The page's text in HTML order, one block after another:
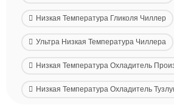
Низкая Температура Гликоля Чиллер
Ультра Низкая Температура Чиллера
Низкая Температура Охладитель
Низкая Температура Охладитель